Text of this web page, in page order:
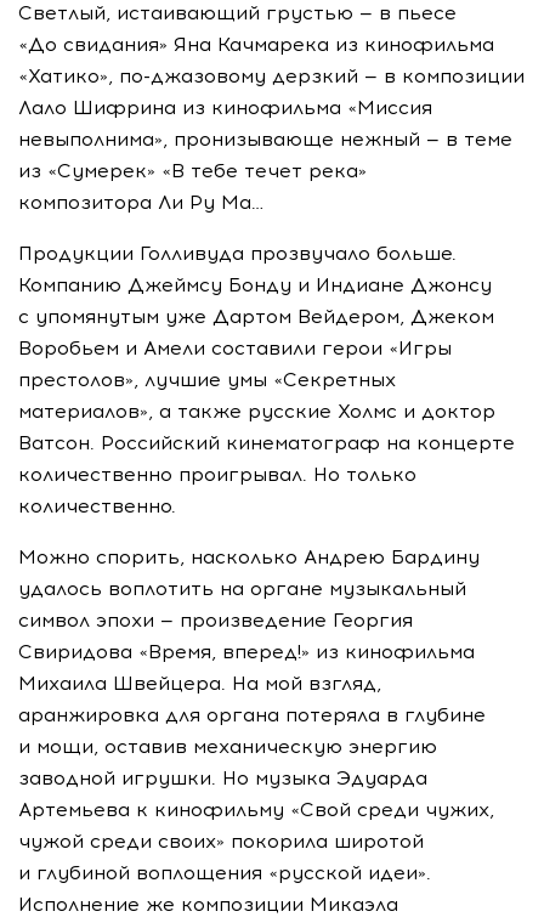
Светлый, истаивающий грустью — в пьесе
«До свидания» Яна Качмарека из кинофильма
«Хатико», по-джазовому дерзкий — в композиции
Лало Шифрина из кинофильма «Миссия
невыполнима», пронизывающе нежный — в теме
из «Сумерек» «В тебе течет река»
композитора Ли Ру Ма…
Продукции Голливуда прозвучало больше.
Компанию Джеймсу Бонду и Индиане Джонсу
с упомянутым уже Дартом Вейдером, Джеком
Воробьем и Амели составили герои «Игры
престолов», лучшие умы «Секретных
материалов», а также русские Холмс и доктор
Ватсон. Российский кинематограф на концерте
количественно проигрывал. Но только
количественно.
Можно спорить, насколько Андрею Бардину
удалось воплотить на органе музыкальный
символ эпохи — произведение Георгия
Свиридова «Время, вперед!» из кинофильма
Михаила Швейцера. На мой взгляд,
аранжировка для органа потеряла в глубине
и мощи, оставив механическую энергию
заводной игрушки. Но музыка Эдуарда
Артемьева к кинофильму «Свой среди чужих,
чужой среди своих» покорила широтой
и глубиной воплощения «русской идеи».
Исполнение же композиции Микаэла